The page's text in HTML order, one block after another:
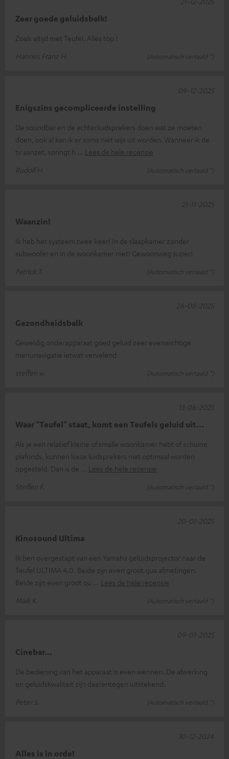
Zeer goede geluidsbalk!
Zoals altijd met Teufel. Alles top !
Hannes Franz H.
(Automatisch vertaald *)
Enigszins gecompliceerde instelling
De soundbar en de achterluidsprekers doen wat ze moeten
doen, ook al kan ik er soms niet wijs uit worden. Wanneer ik de
tv aanzet, springt h
Lees de hele recensie
Rudolf H.
(Automatisch vertaald *)
09-12-2025
Waanzin!
Ik heb het systeem twee keer! In de slaapkamer zonder
subwoofer en in de woonkamer met! Gewoonweg super!
Patrick T.
(Automatisch vertaald *)
21-11-2025
Gezondheidsbalk
Geweldig onderapparaat goed geluid zeer evenwichtige
menunavigatie ietwat vervelend
steffen w.
(Automatisch vertaald *)
26-08-2025
Waar "Teufel" staat, komt een Teufels geluid uit...
Als je een relatief kleine of smalle woonkamer hebt of schuine
plafonds, kunnen losse luidsprekers niet optimaal worden
opgesteld. Dan is de
Lees de hele recensie
Steffen F.
(Automatisch vertaald *)
13-06-2025
Kinosound Ultima
Ik ben overgestapt van een Yamaha geluidsprojector naar de
Teufel ULTIMA 4.0. Beide zijn even groot qua afmetingen.
Beide zijn even groot qu
Lees de hele recensie
Maik K.
(Automatisch vertaald *)
20-01-2025
Cinebar...
De bediening van het apparaat is even wennen. De afwerking
en geluidskwaliteit zijn daarentegen uitstekend.
Peter S.
(Automatisch vertaald *)
09-01-2025
Alles is in orde!
30-12-2024